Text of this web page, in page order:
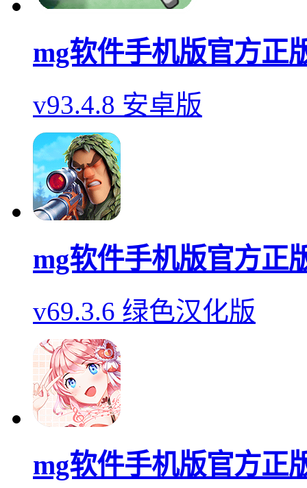
mg软件手机版官方正
v93.4.8 安卓版
mg软件手机版官方正
v69.3.6 绿色汉化版
mg软件手机版官方正